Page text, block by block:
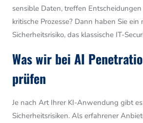
sensible Daten, treffen
kritische Prozesse? Dann haben Sie ein
Sicherheitsrisiko, das klassische IT-
Was wir bei AI
prüfen
Je nach Art Ihrer KI-Anwendung gibt
Sicherheitsrisiken. Als erfahrener